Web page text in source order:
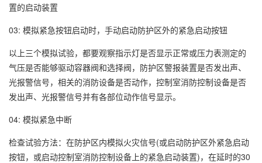
置的启动装置
03: 模拟紧急按钮启动时，手动启动防护区外的紧急启动按钮
以上三个模拟试验，都要观察指示灯是否显示正常或压力表测定的
气压是否能够驱动容器阀和选择阀，防护区警报装置是否发出声、
光报警信号，相关的消防设备是否动作，控制室消防控制设备是否
发出声、光报警信号并有各部位动作信号显示。
04: 模拟紧急中断
检查试验方法：在防护区内模拟火灾信号(或启动防护区外紧急启动
按钮，或启动控制室消防控制设备上的紧急启动装置)，在延时的30